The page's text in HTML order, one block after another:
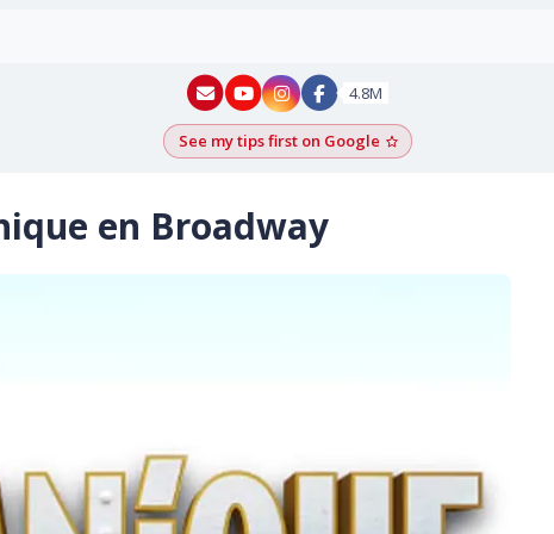
New York - YouTube
New York - Instagram
4.8M
See my tips first on GoogleAdd as a Google
en Broadway